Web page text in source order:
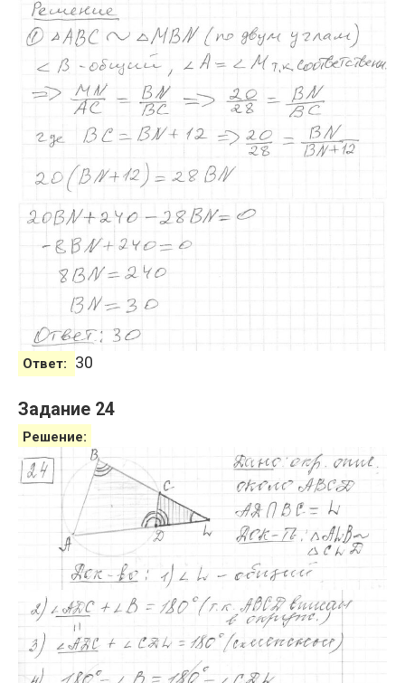
Ответ: 30
Задание 24
Решение: